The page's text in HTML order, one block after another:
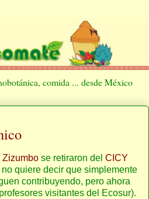
comida ... desde México
Zizumbo se retiraron del CICY
quiere decir que simplemente
contribuyendo, pero ahora
visitantes del Ecosur).